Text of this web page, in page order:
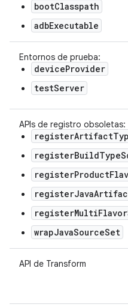
bootClasspath
adbExecutable
Entornos de prueba:
deviceProvider
testServer
APIs de registro obsoletas:
wrapJavaSourceSet
API de Transform